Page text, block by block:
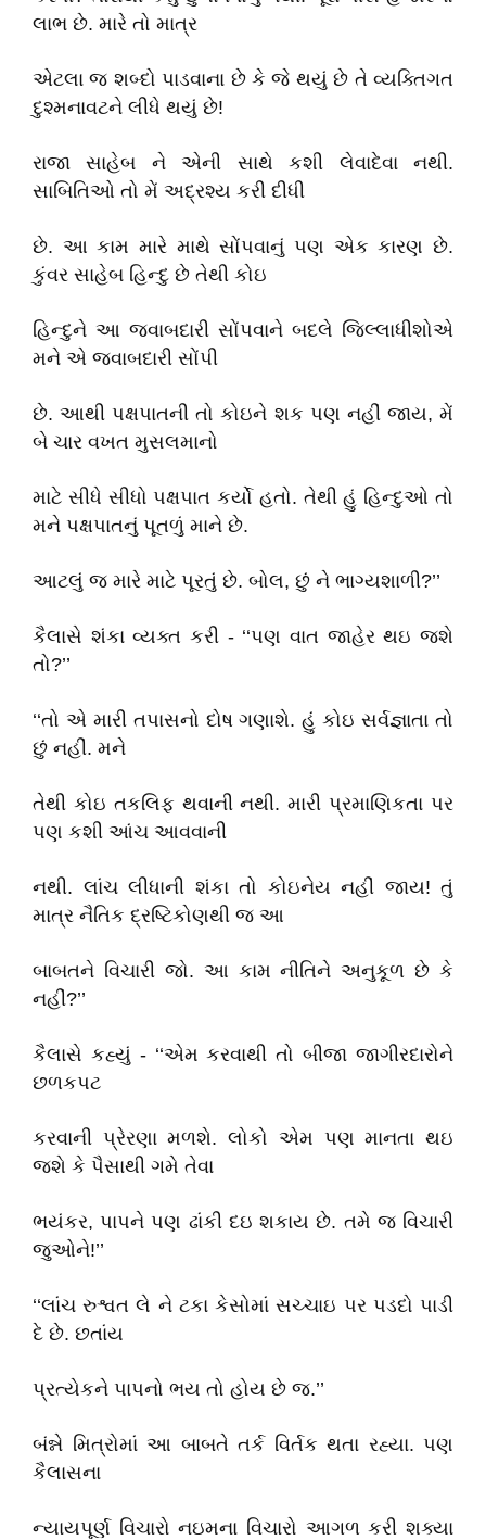
લાભ છે. મારે તો માત્ર
એટલા જ શબ્દો પાડવાના છે કે જે થયું છે તે વ્યક્તિગત
દુશ્મનાવટને લીધે થયું છે!
રાજા સાહેબ ને એની સાથે કશી લેવાદેવા નથી.
સાબિતિઓ તો મેં અદ્રશ્ય કરી દીધી
છે. આ કામ મારે માથે સોંપવાનું પણ એક કારણ છે.
કુંવર સાહેબ હિન્દુ છે તેથી કોઇ
હિન્દુને આ જવાબદારી સોંપવાને બદલે જિલ્લાધીશોએ
મને એ જવાબદારી સોંપી
છે. આથી પક્ષપાતની તો કોઇને શક પણ નહીં જાય, મેં
બે ચાર વખત મુસલમાનો
માટે સીધે સીધો પક્ષપાત કર્યો હતો. તેથી હું હિન્દુઓ તો
મને પક્ષપાતનું પૂતળું માને છે.
આટલું જ મારે માટે પૂરતું છે. બોલ, છું ને ભાગ્યશાળી?’’
કૈલાસે શંકા વ્યક્ત કરી - ‘‘પણ વાત જાહેર થઇ જશે
તો?’’
‘‘તો એ મારી તપાસનો દોષ ગણાશે. હું કોઇ સર્વજ્ઞાતા તો
છું નહીં. મને
તેથી કોઇ તકલિફ થવાની નથી. મારી પ્રમાણિકતા પર
પણ કશી આંચ આવવાની
નથી. લાંચ લીધાની શંકા તો કોઇનેય નહીં જાય! તું
માત્ર નૈતિક દ્રષ્ટિકોણથી જ આ
બાબતને વિચારી જો. આ કામ નીતિને અનુકૂળ છે કે
નહીં?’’
કૈલાસે કહ્યું - ‘‘એમ કરવાથી તો બીજા જાગીરદારોને
છળકપટ
કરવાની પ્રેરણા મળશે. લોકો એમ પણ માનતા થઇ
જશે કે પૈસાથી ગમે તેવા
ભયંકર, પાપને પણ ઢાંકી દઇ શકાય છે. તમે જ વિચારી
જુઓને!’’
‘‘લાંચ રુશ્વત લે ને ટકા કેસોમાં સચ્ચાઇ પર પડદો પાડી
દે છે. છતાંય
પ્રત્યેકને પાપનો ભય તો હોય છે જ.’’
બંન્ને મિત્રોમાં આ બાબતે તર્ક વિર્તક થતા રહ્યા. પણ
કૈલાસના
ન્યાયપૂર્ણ વિચારો નઇમના વિચારો આગળ કરી શક્યા